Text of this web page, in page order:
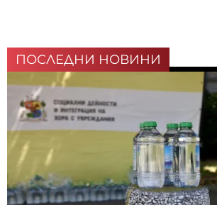
ПОСЛЕДНИ НОВИНИ